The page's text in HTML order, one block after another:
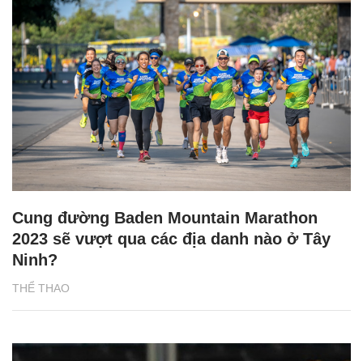
THỂ THAO
Cung đường Baden Mountain Marathon
2023 sẽ vượt qua các địa danh nào ở Tây
Ninh?